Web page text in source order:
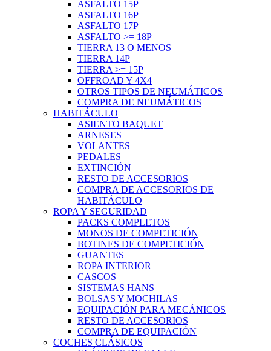
ASFALTO 15P
ASFALTO 16P
ASFALTO 17P
ASFALTO >= 18P
TIERRA 13 O MENOS
TIERRA 14P
TIERRA >= 15P
OFFROAD Y 4X4
OTROS TIPOS DE NEUMÁTICOS
COMPRA DE NEUMÁTICOS
HABITÁCULO
ASIENTO BAQUET
ARNESES
VOLANTES
PEDALES
EXTINCIÓN
RESTO DE ACCESORIOS
COMPRA DE ACCESORIOS DE
HABITÁCULO
ROPA Y SEGURIDAD
PACKS COMPLETOS
MONOS DE COMPETICIÓN
BOTINES DE COMPETICIÓN
GUANTES
ROPA INTERIOR
CASCOS
SISTEMAS HANS
BOLSAS Y MOCHILAS
EQUIPACIÓN PARA MECÁNICOS
RESTO DE ACCESORIOS
COMPRA DE EQUIPACIÓN
COCHES CLÁSICOS